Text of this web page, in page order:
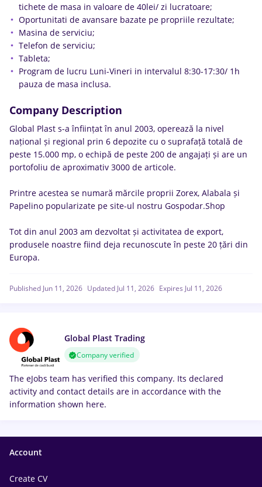
tichete de masa in valoare de 40lei/ zi lucratoare;
Oportunitati de avansare bazate pe propriile rezultate;
Masina de serviciu;
Telefon de serviciu;
Tableta;
Program de lucru Luni-Vineri in intervalul 8:30-17:30/ 1h
pauza de masa inclusa.
Company Description
Global Plast s-a înființat în anul 2003, operează la nivel
național și regional prin 6 depozite cu o suprafață totală de
peste 15.000 mp, o echipă de peste 200 de angajați și are un
portofoliu de aproximativ 3000 de articole.
Printre acestea se numară mărcile proprii Zorex, Alabala și
Papelino popularizate pe site-ul nostru Gospodar.Shop
Tot din anul 2003 am dezvoltat și activitatea de export,
produsele noastre fiind deja recunoscute în peste 20 țări din
Europa.
Published Jun 11, 2026 Updated Jul 11, 2026 Expires Jul 11, 2026
Global Plast Trading
Company verified
The eJobs team has verified this company. Its declared
activity and contact details are in accordance with the
information shown here.
Account
Create CV